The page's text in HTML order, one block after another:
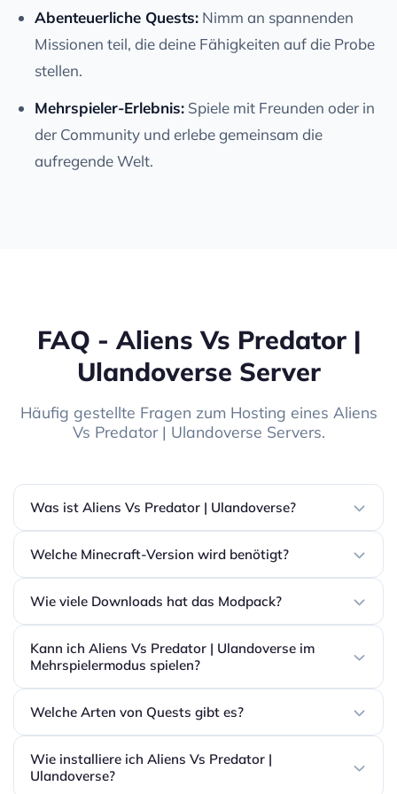
Abenteuerliche Quests: Nimm an spannenden
Missionen teil, die deine Fähigkeiten auf die Probe
stellen.
Mehrspieler-Erlebnis: Spiele mit Freunden oder in
der Community und erlebe gemeinsam die
aufregende Welt.
FAQ - Aliens Vs Predator |
Ulandoverse Server
Häufig gestellte Fragen zum Hosting eines Aliens
Vs Predator | Ulandoverse Servers.
Was ist Aliens Vs Predator | Ulandoverse?
Welche Minecraft-Version wird benötigt?
Wie viele Downloads hat das Modpack?
Kann ich Aliens Vs Predator | Ulandoverse im
Mehrspielermodus spielen?
Welche Arten von Quests gibt es?
Wie installiere ich Aliens Vs Predator |
Ulandoverse?